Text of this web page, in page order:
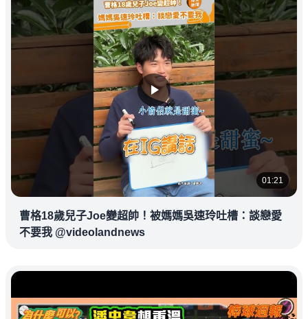
01:21
曹格18歲兒子Joe變超帥！被媽媽吳速玲吐槽：談戀愛
不要我 @videolandnews